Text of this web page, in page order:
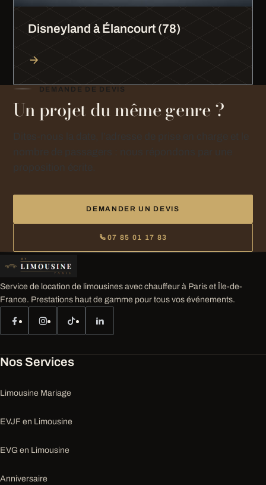
Disneyland à Élancourt (78)
DEMANDE DE DEVIS
Un projet du même genre ?
DEMANDER UN DEVIS
07 85 01 17 83
Service de location de limousines avec chauffeur à Paris et Île-de-
France. Prestations haut de gamme pour tous vos événements.
Nos Services
Limousine Mariage
EVJF en Limousine
EVG en Limousine
Anniversaire